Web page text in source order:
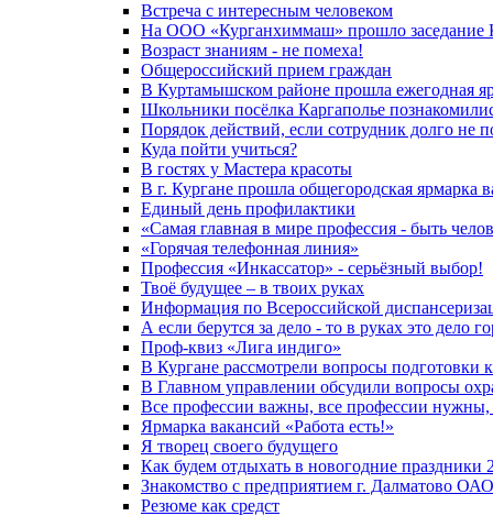
Встреча с интересным человеком
На ООО «Курганхиммаш» прошло заседание
Возраст знаниям - не помеха!
Общероссийский прием граждан
В Куртамышском районе прошла ежегодная
Школьники посёлка Каргаполье
Порядок действий, если сотрудник долго не
Куда пойти учиться?
В гостях у Мастера красоты
В г. Кургане прошла общегородская ярмарка
Единый день профилактики
«Самая главная в мире профессия - быть
«Горячая телефонная линия»
Профессия «Инкассатор» - серьёзный выбор!
Твоё будущее – в твоих руках
Информация по Всероссийской
А если берутся за дело - то в руках это дело
Проф-квиз «Лига индиго»
В Кургане рассмотрели вопросы подготовки
В Главном управлении обсудили вопросы
Все профессии важны, все профессии
Ярмарка вакансий «Работа есть!»
Я творец своего будущего
Как будем отдыхать в новогодние праздники
Знакомство с предприятием г. Далматово
Резюме как средст